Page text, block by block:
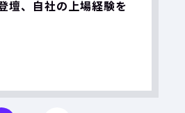
壇、自社の上場経験を